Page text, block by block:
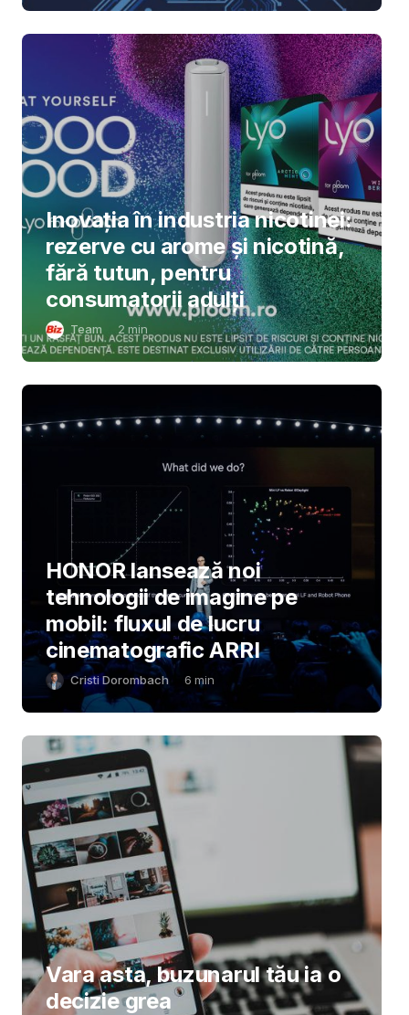
Inovația în industria nicotinei:
rezerve cu arome și nicotină,
fără tutun, pentru
consumatorii adulți
Team 2 min
HONOR lansează noi
tehnologii de imagine pe
mobil: fluxul de lucru
cinematografic ARRI
Cristi Dorombach 6 min
Vara asta, buzunarul tău ia o
decizie grea